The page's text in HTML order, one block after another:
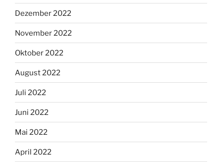
Dezember 2022
November 2022
Oktober 2022
August 2022
Juli 2022
Juni 2022
Mai 2022
April 2022